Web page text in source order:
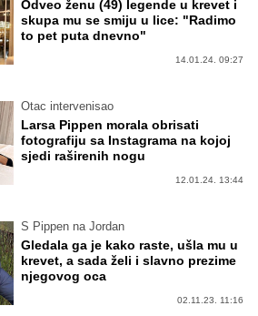
Odveo ženu (49) legende u krevet i
skupa mu se smiju u lice: "Radimo
to pet puta dnevno"
14.01.24. 09:27
Otac intervenisao
Larsa Pippen morala obrisati
fotografiju sa Instagrama na kojoj
sjedi raširenih nogu
12.01.24. 13:44
S Pippen na Jordan
Gledala ga je kako raste, ušla mu u
krevet, a sada želi i slavno prezime
njegovog oca
02.11.23. 11:16